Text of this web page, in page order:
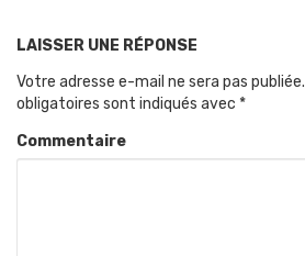
LAISSER UNE RÉPONSE
Votre adresse e-mail ne sera pas publiée.
obligatoires sont indiqués avec *
Commentaire